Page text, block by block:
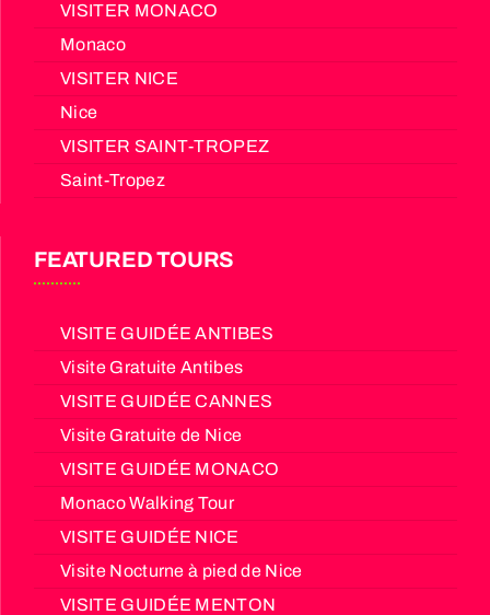
VISITER MONACO
Monaco
VISITER NICE
Nice
VISITER SAINT-TROPEZ
Saint-Tropez
FEATURED TOURS
VISITE GUIDÉE ANTIBES
Visite Gratuite Antibes
VISITE GUIDÉE CANNES
Visite Gratuite de Nice
VISITE GUIDÉE MONACO
Monaco Walking Tour
VISITE GUIDÉE NICE
Visite Nocturne à pied de Nice
VISITE GUIDÉE MENTON